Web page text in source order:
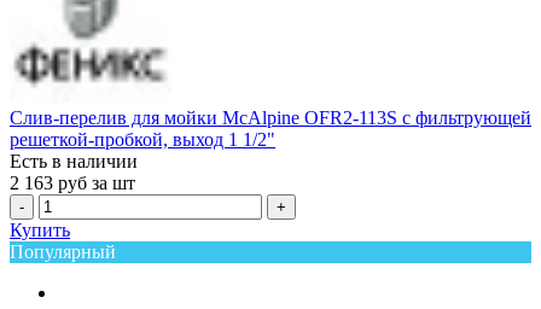
Слив-перелив для мойки McAlpine OFR2-113S с фильтрующей
решеткой-пробкой, выход 1 1/2"
Есть в наличии
2 163 руб за шт
- +
Купить
Популярный